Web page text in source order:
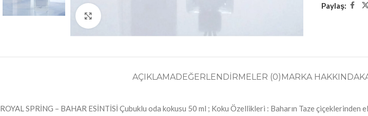
Paylaş:
AÇIKLAMADEĞERLENDIRMELER (0)MARKA HAKKINDA
ROYAL SPRİNG – BAHAR ESİNTİSİ Çubuklu oda kokusu 50 ml ; Koku Özellikleri : Baharın Taze çiçeklerinden